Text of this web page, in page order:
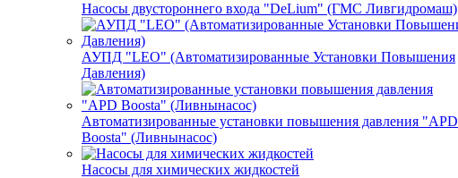
Насосы двустороннего входа "DeLium" (ГМС Ливгидромаш)
АУПД "LEO" (Автоматизированные Установки Повышения
Давления)
Автоматизированные установки повышения давления "APD
Boosta" (Ливнынасос)
Насосы для химических жидкостей